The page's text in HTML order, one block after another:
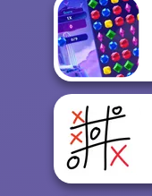
Fruit Mahjong